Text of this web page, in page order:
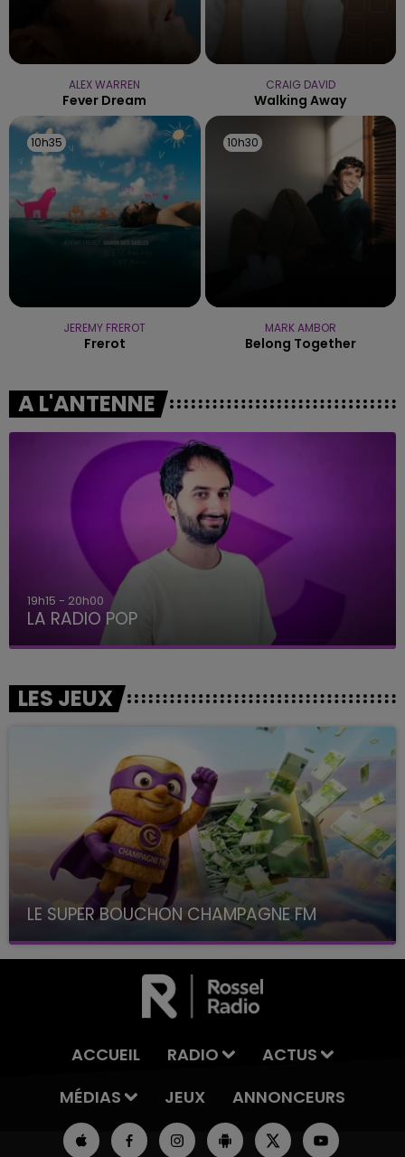
ALEX WARREN
Fever Dream
CRAIG DAVID
Walking Away
10h35
10h35
JEREMY FREROT
Frerot
10h30
10h30
MARK AMBOR
Belong Together
A L'ANTENNE
LE BEST OF DE LA FAMILLE
LES JEUX
LE SUPER BOUCHON CHAMPAGNE FM
avec La Famille Champagne FM, à 8H10
ACCUEIL RADIO
ACTUS
MÉDIAS
JEUX ANNONCEURS